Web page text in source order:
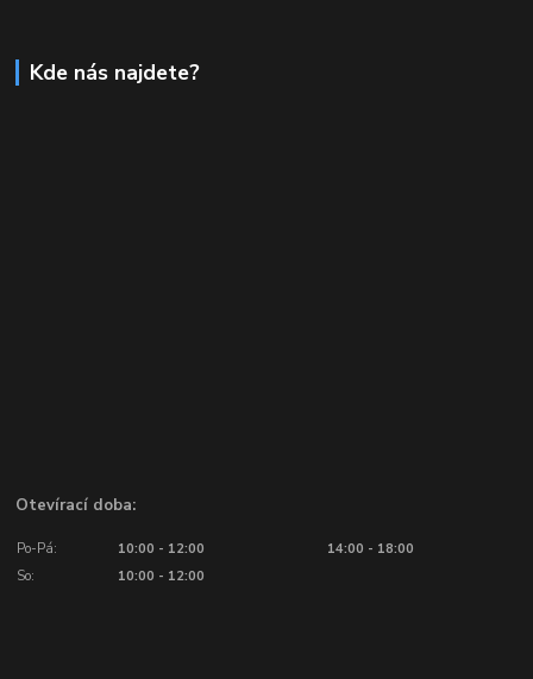
Kde nás najdete?
Otevírací doba:
Po-Pá: 10:00 - 12:00
14:00 - 18:00
So:
10:00 - 12:00